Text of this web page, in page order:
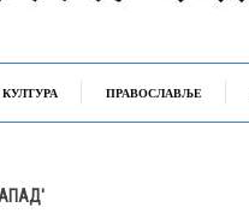
КУЛТУРА ПРАВОСЛАВЉЕ